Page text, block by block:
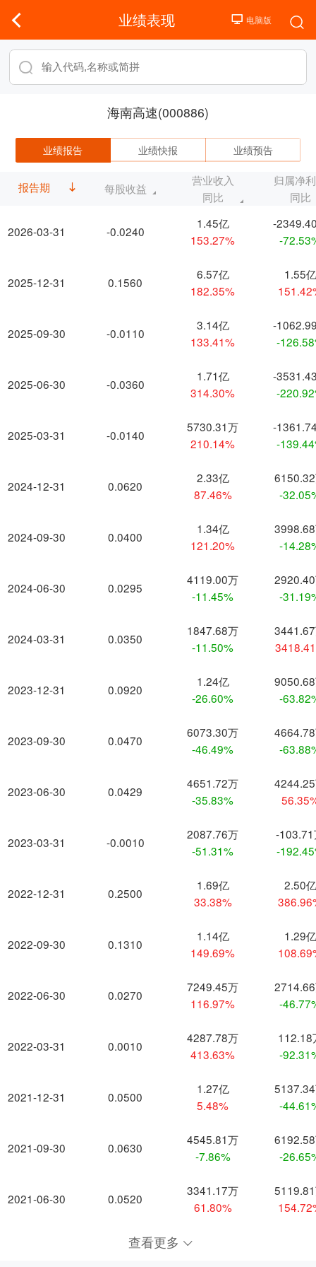
业绩表现
海南高速(000886)
业绩报告 业绩快报 业绩预告
报告期
2026-03-31
2025-12-31
2025-09-30
2025-06-30
2025-03-31
2024-12-31
2024-09-30
2024-06-30
2024-03-31
2023-12-31
2023-09-30
2023-06-30
2023-03-31
2022-12-31
2022-09-30
2022-06-30
2022-03-31
2021-12-31
2021-09-30
2021-06-30
每股收益
营业收入
同比
归属净
同比
-0.0240
1.45亿
153.27%
-
-
0.1560
6.57亿
182.35%
1.55亿
-0.0110
3.14亿
133.41%
-
-
-0.0360
1.71亿
314.30%
-
-
-0.0140
5730.31万
210.14%
-
-
0.0620
2.33亿
87.46%
-
0.0400
1.34亿
121.20%
-
0.0295
4119.00万
-11.45%
-
0.0350
1847.68万
-11.50%
0.0920
1.24亿
-26.60%
-
0.0470
6073.30万
-46.49%
-
0.0429
4651.72万
-35.83%
-0.0010
2087.76万
-51.31%
-
-
0.2500
1.69亿
33.38%
2.50亿
0.1310
1.14亿
149.69%
1.29亿
0.0270
7249.45万
116.97%
-
0.0010
4287.78万
413.63%
112.18
-
0.0500
1.27亿
5.48%
-
0.0630
4545.81万
-7.86%
-
0.0520
3341.17万
61.80%
查看更多